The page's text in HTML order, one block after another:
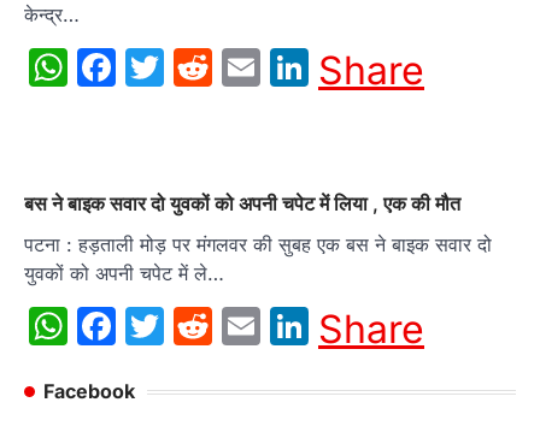
केन्द्र…
WhatsApp
Facebook
Twitter
Reddit
EmailLinkedIn
Share
बस ने बाइक सवार दो युवकों को अपनी चपेट में लिया , एक की मौत
पटना : हड़ताली मोड़ पर मंगलवर की सुबह एक बस ने बाइक सवार दो
युवकों को अपनी चपेट में ले…
WhatsApp
Facebook
Twitter
Reddit
EmailLinkedIn
Share
Facebook